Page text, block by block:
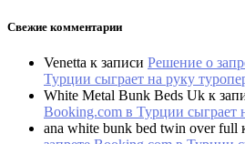
Свежие комментарии
Venetta к записи Решение о
Турции сыграет на руку
White Metal Bunk Beds Uk к
Booking.com в Турции сыграет
ana white bunk bed twin over full